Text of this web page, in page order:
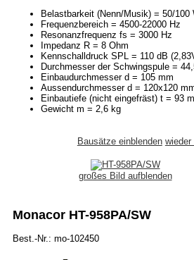
Belastbarkeit (Nenn/Musik) = 50/100
Frequenzbereich = 4500-22000 Hz
Resonanzfrequenz fs = 3000 Hz
Impedanz R = 8 Ohm
Kennschalldruck SPL = 110 dB
Durchmesser der Schwingspule =
Einbaudurchmesser d = 105 mm
Aussendurchmesser d = 120x120
Einbautiefe (nicht eingefräst) t = 93
Gewicht m = 2,6 kg
Bausätze einblenden wieder
großes Bild aufblenden
Monacor HT-958PA/SW
Best.-Nr.: mo-102450